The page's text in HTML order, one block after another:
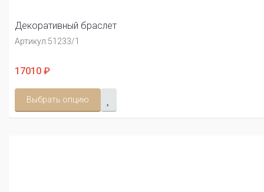
Декоративный браслет
Артикул:51233/1
17010 ₽
Выбрать опцию